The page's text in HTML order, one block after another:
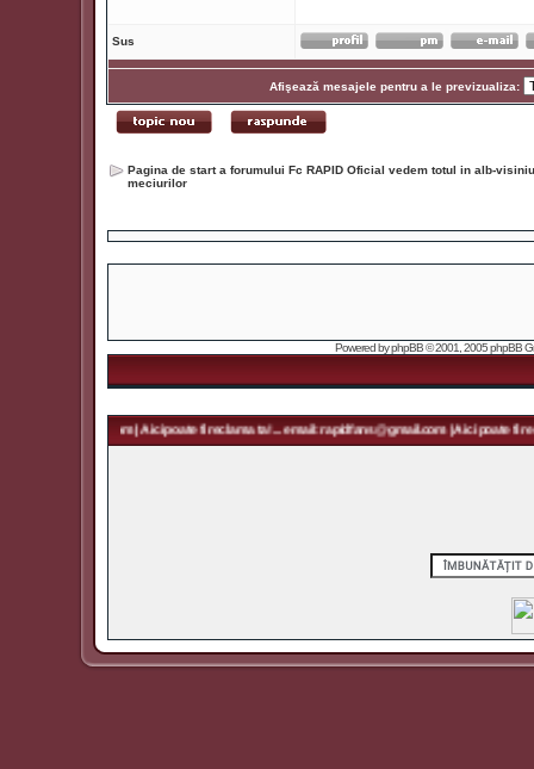
Sus
Afişează mesajele pentru a le previzualiza:
Pagina de start a forumului Fc RAPID Oficial vedem totul in alb-
meciurilor
Powered byphpBB© 2001, 2005 phpBB
| Aici poate fi reclama ta! ... email: rapidfans@gmail.com | Aici poate fi